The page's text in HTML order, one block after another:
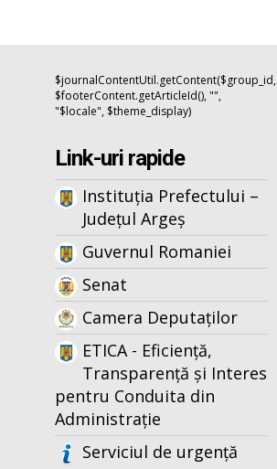
$journalContentUtil.getContent($group_id,
$footerContent.getArticleId(), "",
"$locale", $theme_display)
Link-uri rapide
Instituția Prefectului –
Județul Argeș
Guvernul Romaniei
Senat
Camera Deputaților
ETICA - Eficiență,
Transparență și Interes
pentru Conduita din
Administrație
Serviciul de urgență